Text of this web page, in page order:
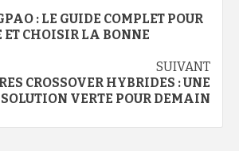
: LE GUIDE COMPLET POUR
ET CHOISIR LA BONNE
SUIVANT
CROSSOVER HYBRIDES : UNE
SOLUTION VERTE POUR DEMAIN